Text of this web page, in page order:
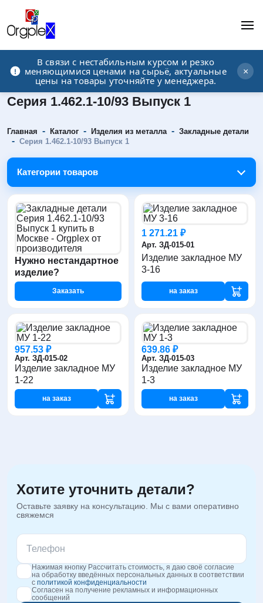
В связи с нестабильным курсом и резко
меняющимися ценами на сырьё, актуальные
цены на товары уточняйте у менеджера.
×
Рекламно-производственная компания
Серия 1.462.1-10/93 Выпуск 1
Главная - Каталог - Изделия из металла - Закладные детали
- Серия 1.462.1-10/93 Выпуск 1
Категории товаров
Нужно нестандартное
изделие?
Заказать
1 271.21 ₽
Арт. ЗД-015-01
Изделие закладное МУ
3-16
на заказ
957.53 ₽
Арт. ЗД-015-02
Изделие закладное МУ
1-22
на заказ
639.86 ₽
Арт. ЗД-015-03
Изделие закладное МУ
1-3
на заказ
Хотите уточнить детали?
Оставьте заявку на консультацию. Мы с вами оперативно
свяжемся
Нажимая кнопку Рассчитать стоимость, я даю своё согласие
на обработку введённых персональных данных в соответствии
с политикой конфиденциальности
Согласен на получение рекламных и информационных
сообщений